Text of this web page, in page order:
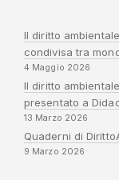
Il diritto
condivisa tra
4 Maggio 2026
Il diritto
presentato a
13 Marzo 2026
Quaderni di
9 Marzo 2026